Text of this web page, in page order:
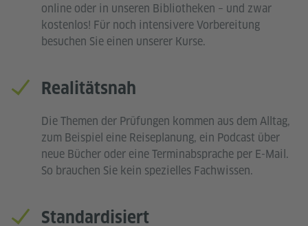
online oder in unseren Bibliotheken – und zwar
kostenlos! Für noch intensivere Vorbereitung
besuchen Sie einen unserer Kurse.
Realitätsnah
Die Themen der Prüfungen kommen aus dem Alltag,
zum Beispiel eine Reiseplanung, ein Podcast über
neue Bücher oder eine Terminabsprache per E-Mail.
So brauchen Sie kein spezielles Fachwissen.
Standardisiert